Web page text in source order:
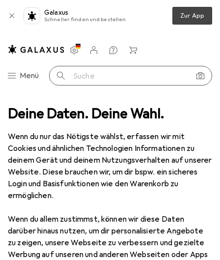
Deine Daten. Deine Wahl.
Wenn du nur das Nötigste wählst, erfassen wir mit
Cookies und ähnlichen Technologien Informationen zu
deinem Gerät und deinem Nutzungsverhalten auf unserer
Website. Diese brauchen wir, um dir bspw. ein sicheres
Login und Basisfunktionen wie den Warenkorb zu
ermöglichen.
Wenn du allem zustimmst, können wir diese Daten
darüber hinaus nutzen, um dir personalisierte Angebote
zu zeigen, unsere Webseite zu verbessern und gezielte
Werbung auf unseren und anderen Webseiten oder Apps
Galaxus
Schneller finden und bestellen Zur App
Navigation nach Kategorien
Menü Suche
Einstellungen
Kundenkonto
Vergleichslisten
Merklisten
Warenkorb
Schutzbrille + Gesichtsschutz GYS Handschweissmaske
2 Bilder
MENGENRABATT
GYS Handschweissmaske
Preis in EUR inkl. MwSt.
EUR
11,14